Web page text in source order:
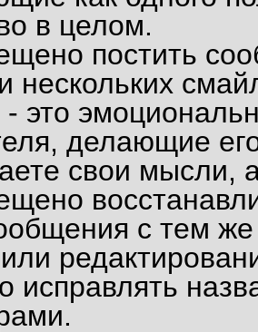
в целом.
постить
нескольких
это
делающие
свои мысли,
с тем
исправлять